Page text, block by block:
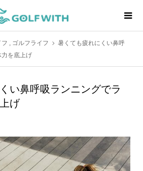
フ , ゴルフライフ
暑くても疲れにくい鼻呼
を底上げ
い鼻呼吸ランニングでラ
げ